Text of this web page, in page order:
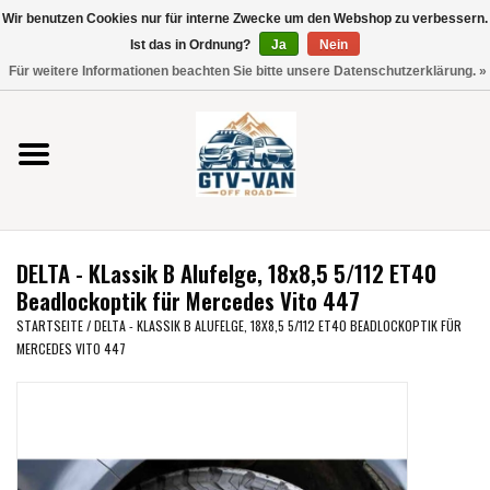
Verwende
die
nach
oben
und
unten,
verfügbare
Ergebnis
auszuwählen.
zum
Vito / V-Klasse 447
Viano /Vito 639
VW T7 2025
VW T6
VW CRAFTER / MAN TGE
DELTA - KLassik B Alufelge, 18x8,5 5/112 ET40
Beadlockoptik für Mercedes Vito 447
STARTSEITE/DELTA - KLASSIK B ALUFELGE, 18X8,5 5/112 ET40 BEADLOCKOPTIK FÜR
MERCEDES VITO 447
Wir benutzen Cookies nur für interne Zwecke um den Webshop zu verbessern.
Ist das in Ordnung?
Ja
Nein
Für weitere Informationen beachten Sie bitte unsere Datenschutzerklärung. »